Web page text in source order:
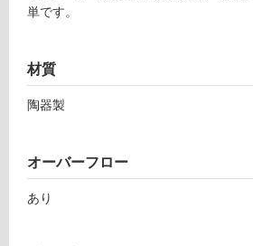
単です。
材質
陶器製
オーバーフロー
あり